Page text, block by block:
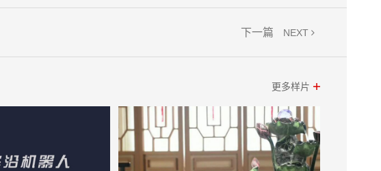
NEXT
下一篇
更多样片